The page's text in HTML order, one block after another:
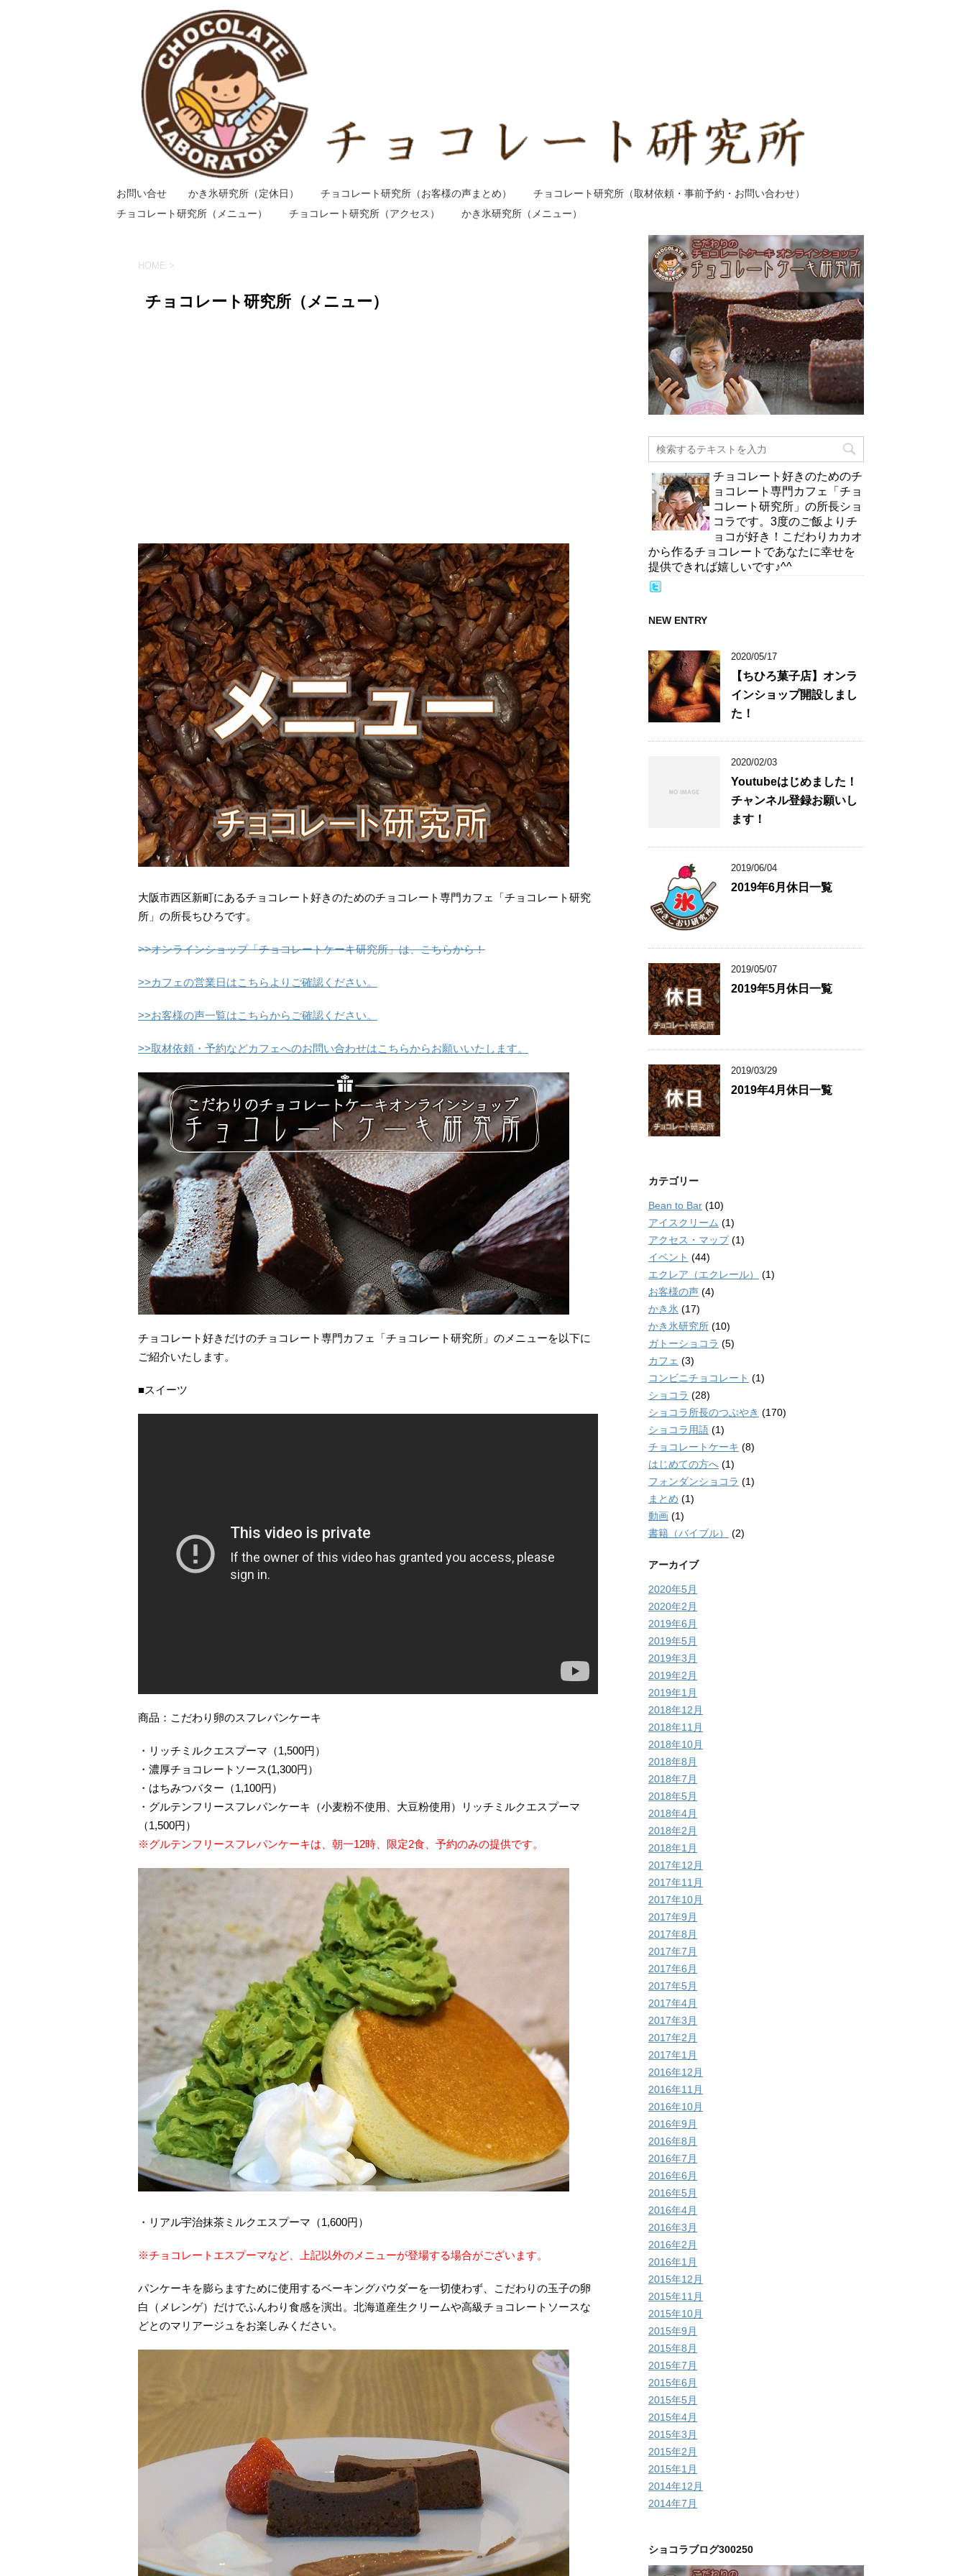
お問い合せ かき氷研究所（定休日） チョコレート研究所（お客様の声まとめ）
チョコレート研究所（取材依頼・事前予約・お問い合わせ）
チョコレート研究所（メニュー）
チョコレート研究所（アクセス） かき氷研究所（メニュー）
HOME >
チョコレート研究所（メニュー）
大阪市西区新町にあるチョコレート好きのためのチョコレート専門カフェ「チョコレート研究
所」の所長ちひろです。
>>オンラインショップ「チョコレートケーキ研究所」は、こちらから！
>>カフェの営業日はこちらよりご確認ください。
>>お客様の声一覧はこちらからご確認ください。
>>取材依頼・予約などカフェへのお問い合わせはこちらからお願いいたします。
チョコレート好きだけのチョコレート専門カフェ「チョコレート研究所」のメニューを以下に
ご紹介いたします。
■スイーツ
商品：こだわり卵のスフレパンケーキ
・リッチミルクエスプーマ（1,500円）
・濃厚チョコレートソース(1,300円）
・はちみつバター（1,100円）
・グルテンフリースフレパンケーキ（小麦粉不使用、大豆粉使用）リッチミルクエスプーマ
（1,500円）
※グルテンフリースフレパンケーキは、朝一12時、限定2食、予約のみの提供です。
・リアル宇治抹茶ミルクエスプーマ（1,600円）
※チョコレートエスプーマなど、上記以外のメニューが登場する場合がございます。
パンケーキを膨らますために使用するベーキングパウダーを一切使わず、こだわりの玉子の卵
白（メレンゲ）だけでふんわり食感を演出。北海道産生クリームや高級チョコレートソースな
どとのマリアージュをお楽しみください。
チョコレート好きのためのチ
ョコレート専門カフェ「チョ
コレート研究所」の所長ショ
コラです。3度のご飯よりチ
ョコが好き！こだわりカカオ
から作るチョコレートであなたに幸せを
提供できれば嬉しいです♪^^
NEW ENTRY
2020/05/17
【ちひろ菓子店】オンラ
インショップ開設しまし
た！
2020/02/03
Youtubeはじめました！
チャンネル登録お願いし
ます！
2019/06/04
2019年6月休日一覧
2019/05/07
2019年5月休日一覧
2019/03/29
2019年4月休日一覧
カテゴリー
Bean to Bar (10)
アイスクリーム (1)
アクセス・マップ(1)
イベント (44)
エクレア（エクレール）
(1)
お客様の声 (4)
かき氷 (17)
かき氷研究所 (10)
ガトーショコラ (5)
カフェ (3)
コンビニチョコレート (1)
ショコラ (28)
ショコラ所長のつぶやき (170)
ショコラ用語 (1)
チョコレートケーキ (8)
はじめての方へ (1)
フォンダンショコラ (1)
まとめ (1)
動画 (1)
書籍（バイブル）
(2)
アーカイブ
2020年5月
2020年2月
2019年6月
2019年5月
2019年3月
2019年2月
2019年1月
2018年12月
2018年11月
2018年10月
2018年8月
2018年7月
2018年5月
2018年4月
2018年2月
2018年1月
2017年12月
2017年11月
2017年10月
2017年9月
2017年8月
2017年7月
2017年6月
2017年5月
2017年4月
2017年3月
2017年2月
2017年1月
2016年12月
2016年11月
2016年10月
2016年9月
2016年8月
2016年7月
2016年6月
2016年5月
2016年4月
2016年3月
2016年2月
2016年1月
2015年12月
2015年11月
2015年10月
2015年9月
2015年8月
2015年7月
2015年6月
2015年5月
2015年4月
2015年3月
2015年2月
2015年1月
2014年12月
2014年7月
ショコラブログ300250